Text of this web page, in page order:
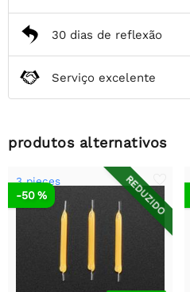
30 dias de reflexão
Serviço excelente
produtos alternativos
REDUZIDO
3 pieces
-50 %